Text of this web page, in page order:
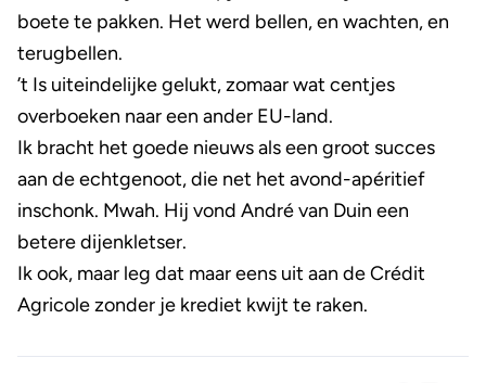
boete te pakken. Het werd bellen, en wachten, en
terugbellen.
’t Is uiteindelijke gelukt, zomaar wat centjes
overboeken naar een ander EU-land.
Ik bracht het goede nieuws als een groot succes
aan de echtgenoot, die net het avond-apéritief
inschonk. Mwah. Hij vond André van Duin een
betere dijenkletser.
Ik ook, maar leg dat maar eens uit aan de Crédit
Agricole zonder je krediet kwijt te raken.